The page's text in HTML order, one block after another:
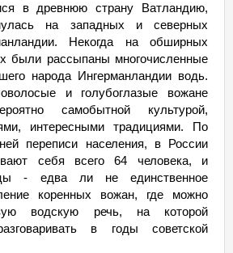
в древнюю страну Ватландию,
на западных и северных
Некогда на обширных
были рассыпаны многочисленные
народа Ингерманландии водь.
и голубоглазые вожане
самобытной культурой,
интересными традициями. По
переписи населения, в России
себя всего 64 человека, и
- едва ли не единственное
коренных вожан, где можно
водскую речь, на которой
в годы советской